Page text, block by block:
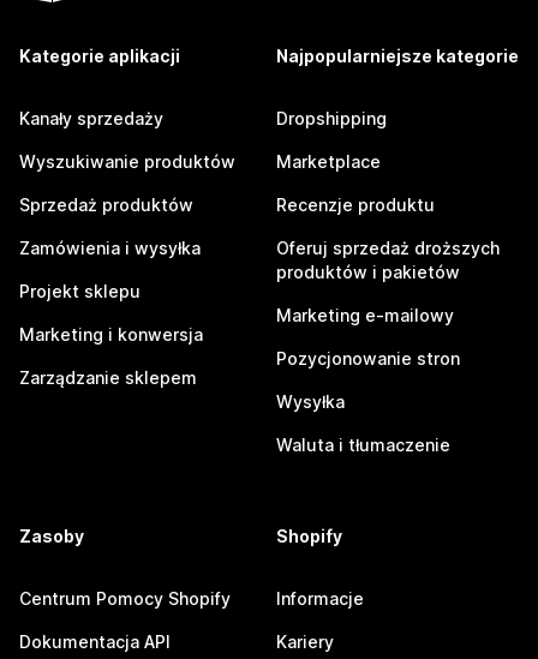
Kategorie aplikacji
Kanały sprzedaży
Wyszukiwanie produktów
Sprzedaż produktów
Zamówienia i wysyłka
Projekt sklepu
Marketing i konwersja
Zarządzanie sklepem
Najpopularniejsze kategorie
Dropshipping
Marketplace
Recenzje produktu
Oferuj sprzedaż droższych
produktów i pakietów
Marketing e-mailowy
Pozycjonowanie stron
Wysyłka
Waluta i tłumaczenie
Zasoby
Centrum Pomocy Shopify
Dokumentacja API
Shopify
Informacje
Kariery